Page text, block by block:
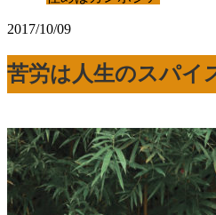
2017/10/09
苦労は人生のスパイ